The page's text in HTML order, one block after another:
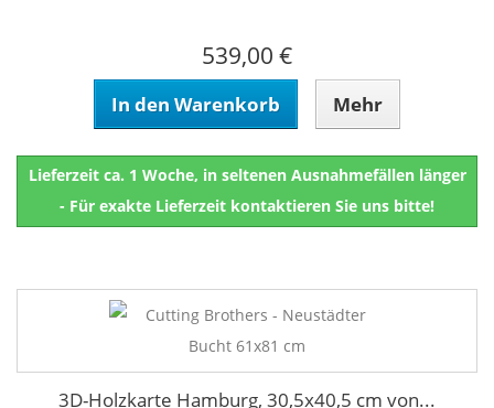
539,00 €
In den Warenkorb Mehr
Lieferzeit ca. 1 Woche, in seltenen Ausnahmefällen länger
- Für exakte Lieferzeit kontaktieren Sie uns bitte!
3D-Holzkarte Hamburg, 30,5x40,5 cm von...